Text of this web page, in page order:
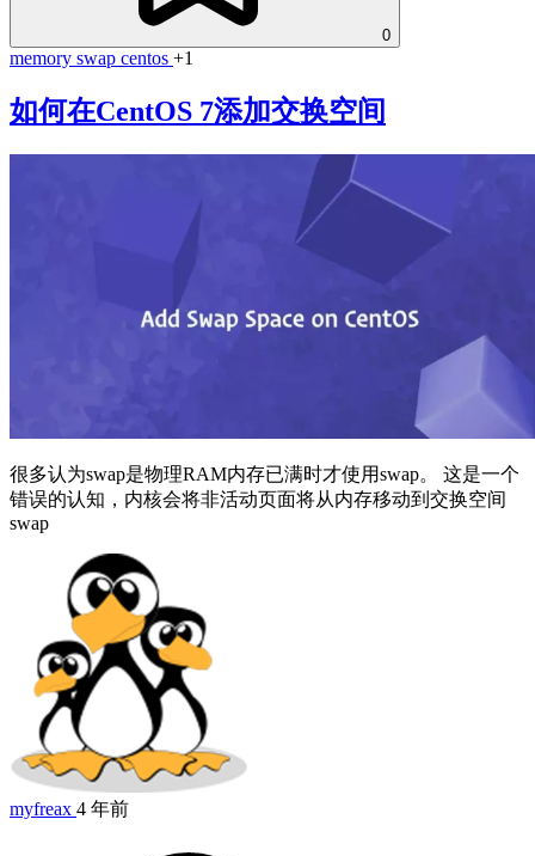
0
memory swap centos +1
如何在CentOS 7添加交换空间
很多认为swap是物理RAM内存已满时才使用swap。 这是一个
错误的认知，内核会将非活动页面将从内存移动到交换空间
swap
myfreax 4 年前